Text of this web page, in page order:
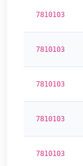
7810103
7810103
7810103
7810103
7810103